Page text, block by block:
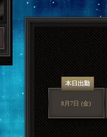
8月7日 (金)